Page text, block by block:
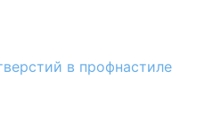
в профнастиле